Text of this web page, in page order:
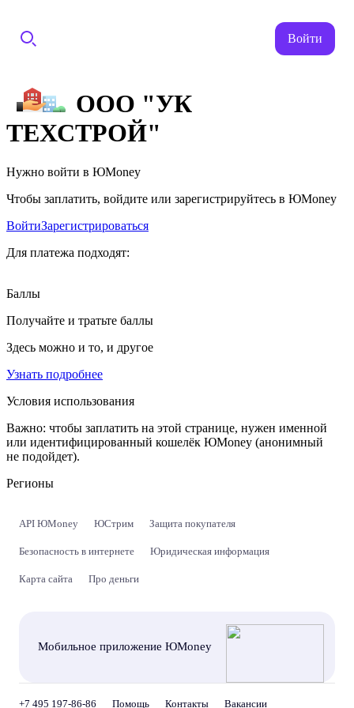
Войти
ООО "УК
ТЕХСТРОЙ"
Нужно войти в ЮMoney
Чтобы заплатить, войдите или зарегистрируйтесь в ЮMoney
ВойтиЗарегистрироваться
Для платежа подходят:
Баллы
Получайте и тратьте баллы
Здесь можно и то, и другое
Узнать подробнее
Условия использования
Важно: чтобы заплатить на этой странице, нужен именной
или идентифицированный кошелёк ЮMoney (анонимный
не подойдет).
Регионы
API ЮMoney ЮСтрим Защита покупателя
Безопасность в интернете Юридическая информация
Карта сайта Про деньги
Мобильное приложение ЮMoney
+7 495 197-86-86 Помощь Контакты Вакансии